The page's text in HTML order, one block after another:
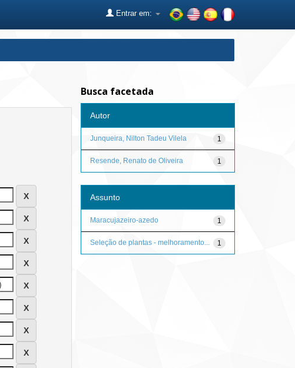
Entrar em:
Busca facetada
Autor
1
Junqueira, Nilton Tadeu Vilela
1
Resende, Renato de Oliveira
Assunto
1
Maracujazeiro-azedo
1
Seleção de plantas - melhoramento...